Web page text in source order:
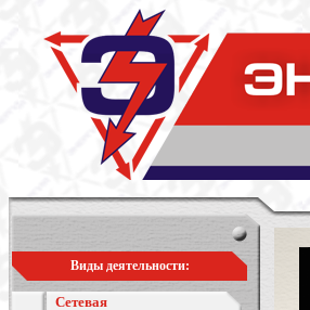
Виды деятельности:
Сетевая